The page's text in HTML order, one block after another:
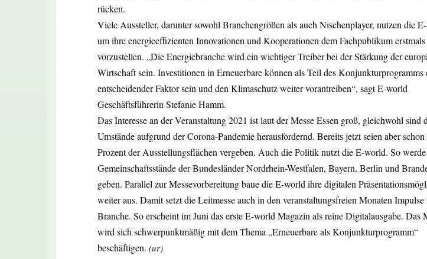
rücken.
Viele Aussteller, darunter sowohl Branchengrößen als auch Nischenplayer, nutzen die
um ihre energieeffizienten Innovationen und Kooperationen dem Fachpublikum erstmals
vorzustellen. „Die Energiebranche wird ein wichtiger Treiber bei der Stärkung der
Wirtschaft sein. Investitionen in Erneuerbare können als Teil des Konjunkturprogramms
entscheidender Faktor sein und den Klimaschutz weiter vorantreiben“, sagt E-world
Geschäftsführerin Stefanie Hamm.
Das Interesse an der Veranstaltung 2021 ist laut der Messe Essen groß, gleichwohl sind
Umstände aufgrund der Corona-Pandemie herausfordernd. Bereits jetzt seien aber
Prozent der Ausstellungsflächen vergeben. Auch die Politik nutzt die E-world. So werde
Gemeinschaftsstände der Bundesländer Nordrhein-Westfalen, Bayern, Berlin und
geben. Parallel zur Messevorbereitung baue die E-world ihre digitalen
weiter aus. Damit setzt die Leitmesse auch in den veranstaltungsfreien Monaten
Branche. So erscheint im Juni das erste E-world Magazin als reine Digitalausgabe. Das
wird sich schwerpunktmäßig mit dem Thema „Erneuerbare als Konjunkturprogramm“
beschäftigen. (ur)